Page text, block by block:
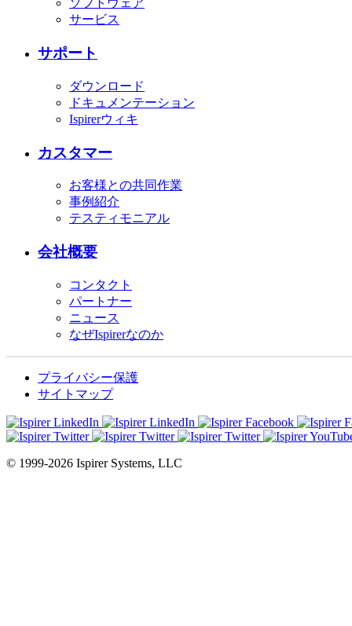
ソフトウェア
サービス
サポート
ダウンロード
ドキュメンテーション
Ispirerウィキ
カスタマー
お客様との共同作業
事例紹介
テスティモニアル
会社概要
コンタクト
パートナー
ニュース
なぜIspirerなのか
プライバシー保護
サイトマップ
© 1999-2026 Ispirer Systems, LLC